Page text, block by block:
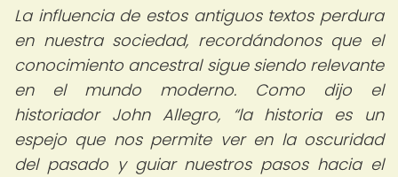
La influencia de estos antiguos textos perdura
en nuestra sociedad, recordándonos que el
conocimiento ancestral sigue siendo relevante
en el mundo moderno. Como dijo el
historiador John Allegro,
la historia es un
espejo que nos permite ver en la oscuridad
del pasado y guiar nuestros pasos hacia el